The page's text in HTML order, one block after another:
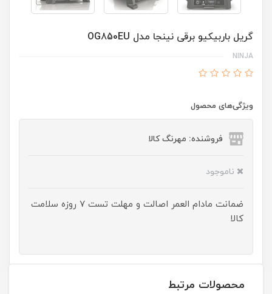
گریل باربیکیو برقی نینجا مدل OG850EU
NINJA
ویژگی‌های محصول
فروشنده: مهرنگ کالا
ناموجود
ضمانت مادام العمر اصالت و مهلت تست ۷ روزه سلامت
کالا
محصولات مرتبط